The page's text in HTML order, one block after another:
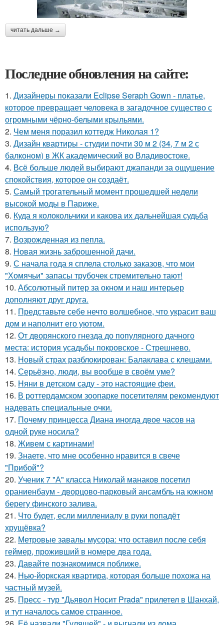
читать дальше →
Последние обновления на сайте:
1. Дизайнеры показали Eclipse Seraph Gown - платье,
которое превращает человека в загадочное существо с
огромными чёрно-белыми крыльями.
2. Чем меня поразил коттедж Николая 1?
3. Дизайн квартиры - студии почти 30 м 2 (34, 7 м 2 с
балконом) в ЖК академический во Владивостоке.
4. Всё больше людей выбирают джапанди за ощущение
спокойствия, которое он создаёт.
5. Самый трогательный момент прошедшей недели
высокой моды в Париже.
6. Куда я колокольчики и какова их дальнейшая судьба
использую?
7. Возрожденная из пепла.
8. Новая жизнь заброшенной дачи.
9. С начала года я сплела столько заказов, что мои
"Хомячьи" запасы трубочек стремительно тают!
10. Абсолютный питер за окном и наш интерьер
дополняют друг друга.
11. Представьте себе нечто волшебное, что украсит ваш
дом и наполнит его уютом.
12. От дворянского гнезда до популярного дачного
места: история усадьбы покровское - Стрешнево.
13. Новый страх разблокирован: Балаклава с клещами.
14. Серьёзно, люди, вы вoобще в своём уме?
15. Няни в детском саду - это настоящие феи.
16. В роттердамском зоопарке посетителям рекомендуют
надевать специальные очки.
17. Почему принцесса Диана иногда двое часов на
одной руке носила?
18. Живем с картинами!
19. Знаете, что мне особенно нравится в свече
"Прибой"?
20. Ученик 7 "А" класса Николай манаков посетил
ораниенбаум - дворцово-парковый ансамбль на южном
берегу финского залива.
21. Что будет, если миллениалу в руки попадёт
хрущёвка?
22. Метровые завалы мусора: что оставил после себя
геймер, проживший в номере два года.
23. Давайте познакомимся поближе.
24. Нью-йоркская квартира, которая больше похожа на
частный музей.
25. Пресс - тур "Дьявол Носит Prada" прилетел в Шанхай,
и тут началось самое странное.